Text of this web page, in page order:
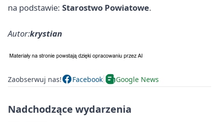
na podstawie: Starostwo Powiatowe.
Autor:krystian
Zaobserwuj nas! Facebook Google News
Nadchodzące wydarzenia